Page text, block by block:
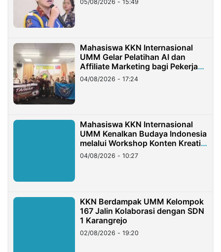
05/08/2026 - 15:49
Mahasiswa KKN Internasional
UMM Gelar Pelatihan AI dan
Affiliate Marketing bagi Pekerja
Migran Indonesia di Taiwan
04/08/2026 - 17:24
Mahasiswa KKN Internasional
UMM Kenalkan Budaya Indonesia
melalui Workshop Konten Kreatif
di Taiwan
04/08/2026 - 10:27
KKN Berdampak UMM Kelompok
167 Jalin Kolaborasi dengan SDN
1 Karangrejo
02/08/2026 - 19:20